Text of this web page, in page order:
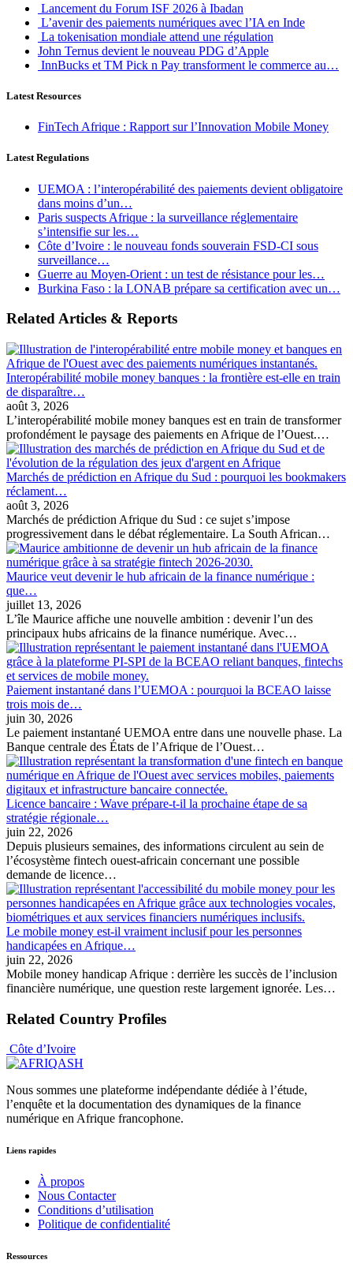
Lancement du Forum ISF 2026 à Ibadan
L’avenir des paiements numériques avec l’IA en Inde
La tokenisation mondiale attend une régulation
John Ternus devient le nouveau PDG d’Apple
InnBucks et TM Pick n Pay transforment le commerce au…
Latest Resources
FinTech Afrique : Rapport sur l’Innovation Mobile Money
Latest Regulations
UEMOA : l’interopérabilité des paiements devient obligatoire
dans moins d’un…
Paris suspects Afrique : la surveillance réglementaire
s’intensifie sur les…
Côte d’Ivoire : le nouveau fonds souverain FSD-CI sous
surveillance…
Guerre au Moyen-Orient : un test de résistance pour les…
Burkina Faso : la LONAB prépare sa certification avec un…
Related Articles & Reports
Interopérabilité mobile money banques : la frontière est-elle en train
de disparaître…
août 3, 2026
L’interopérabilité mobile money banques est en train de transformer
profondément le paysage des paiements en Afrique de l’Ouest.…
Marchés de prédiction en Afrique du Sud : pourquoi les bookmakers
réclament…
août 3, 2026
Marchés de prédiction Afrique du Sud : ce sujet s’impose
progressivement dans le débat réglementaire. La South African…
Maurice veut devenir le hub africain de la finance numérique :
que…
juillet 13, 2026
L’île Maurice affiche une nouvelle ambition : devenir l’un des
principaux hubs africains de la finance numérique. Avec…
Paiement instantané dans l’UEMOA : pourquoi la BCEAO laisse
trois mois de…
juin 30, 2026
Le paiement instantané UEMOA entre dans une nouvelle phase. La
Banque centrale des États de l’Afrique de l’Ouest…
Licence bancaire : Wave prépare-t-il la prochaine étape de sa
stratégie régionale…
juin 22, 2026
Depuis plusieurs semaines, des informations circulent au sein de
l’écosystème fintech ouest-africain concernant une possible
demande de licence…
Le mobile money est-il vraiment inclusif pour les personnes
handicapées en Afrique…
juin 22, 2026
Mobile money handicap Afrique : derrière les succès de l’inclusion
financière numérique, une question reste largement ignorée. Les…
Related Country Profiles
Côte d’Ivoire
Nous sommes une plateforme indépendante dédiée à l’étude,
l’enquête et la documentation des dynamiques de la finance
numérique en Afrique francophone.
Liens rapides
À propos
Nous Contacter
Conditions d’utilisation
Politique de confidentialité
Ressources